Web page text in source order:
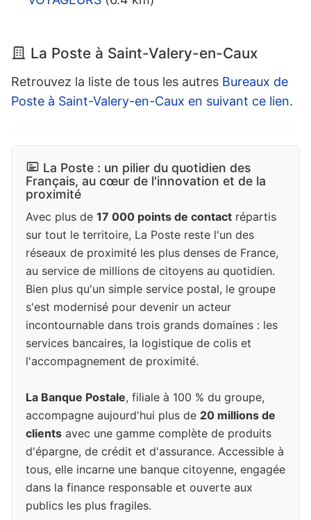
La Poste à Saint-Valery-en-Caux
Retrouvez la liste de tous les autres Bureaux de
Poste à Saint-Valery-en-Caux en suivant ce lien.
La Poste : un pilier du quotidien des
Français, au cœur de l'innovation et de la
proximité
Avec plus de 17 000 points de contact répartis
sur tout le territoire, La Poste reste l'un des
réseaux de proximité les plus denses de France,
au service de millions de citoyens au quotidien.
Bien plus qu'un simple service postal, le groupe
s'est modernisé pour devenir un acteur
incontournable dans trois grands domaines : les
services bancaires, la logistique de colis et
l'accompagnement de proximité.
La Banque Postale, filiale à 100 % du groupe,
accompagne aujourd'hui plus de 20 millions de
clients avec une gamme complète de produits
d'épargne, de crédit et d'assurance. Accessible à
tous, elle incarne une banque citoyenne, engagée
dans la finance responsable et ouverte aux
publics les plus fragiles.